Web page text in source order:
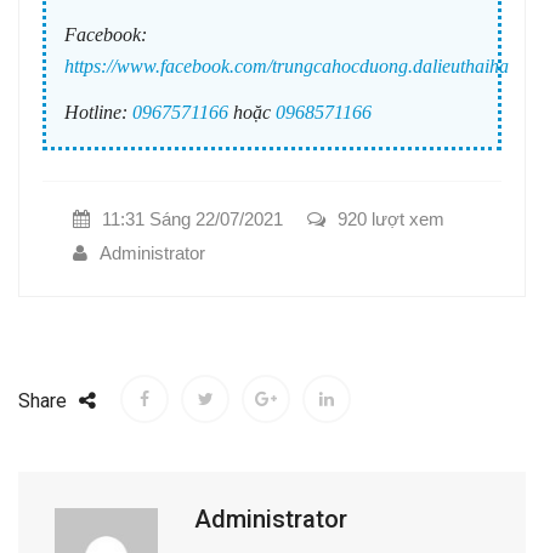
Facebook:
https://www.facebook.com/trungcahocduong.dalieuthaiha
Hotline: 0967571166 hoặc 0968571166
11:31 Sáng 22/07/2021
920 lượt xem
Administrator
Share
Administrator